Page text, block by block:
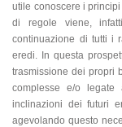
utile conoscere i
di regole viene,
continuazione di tutti i
eredi. In questa
trasmissione dei propri
complesse e/o legate
inclinazioni dei futuri
agevolando questo